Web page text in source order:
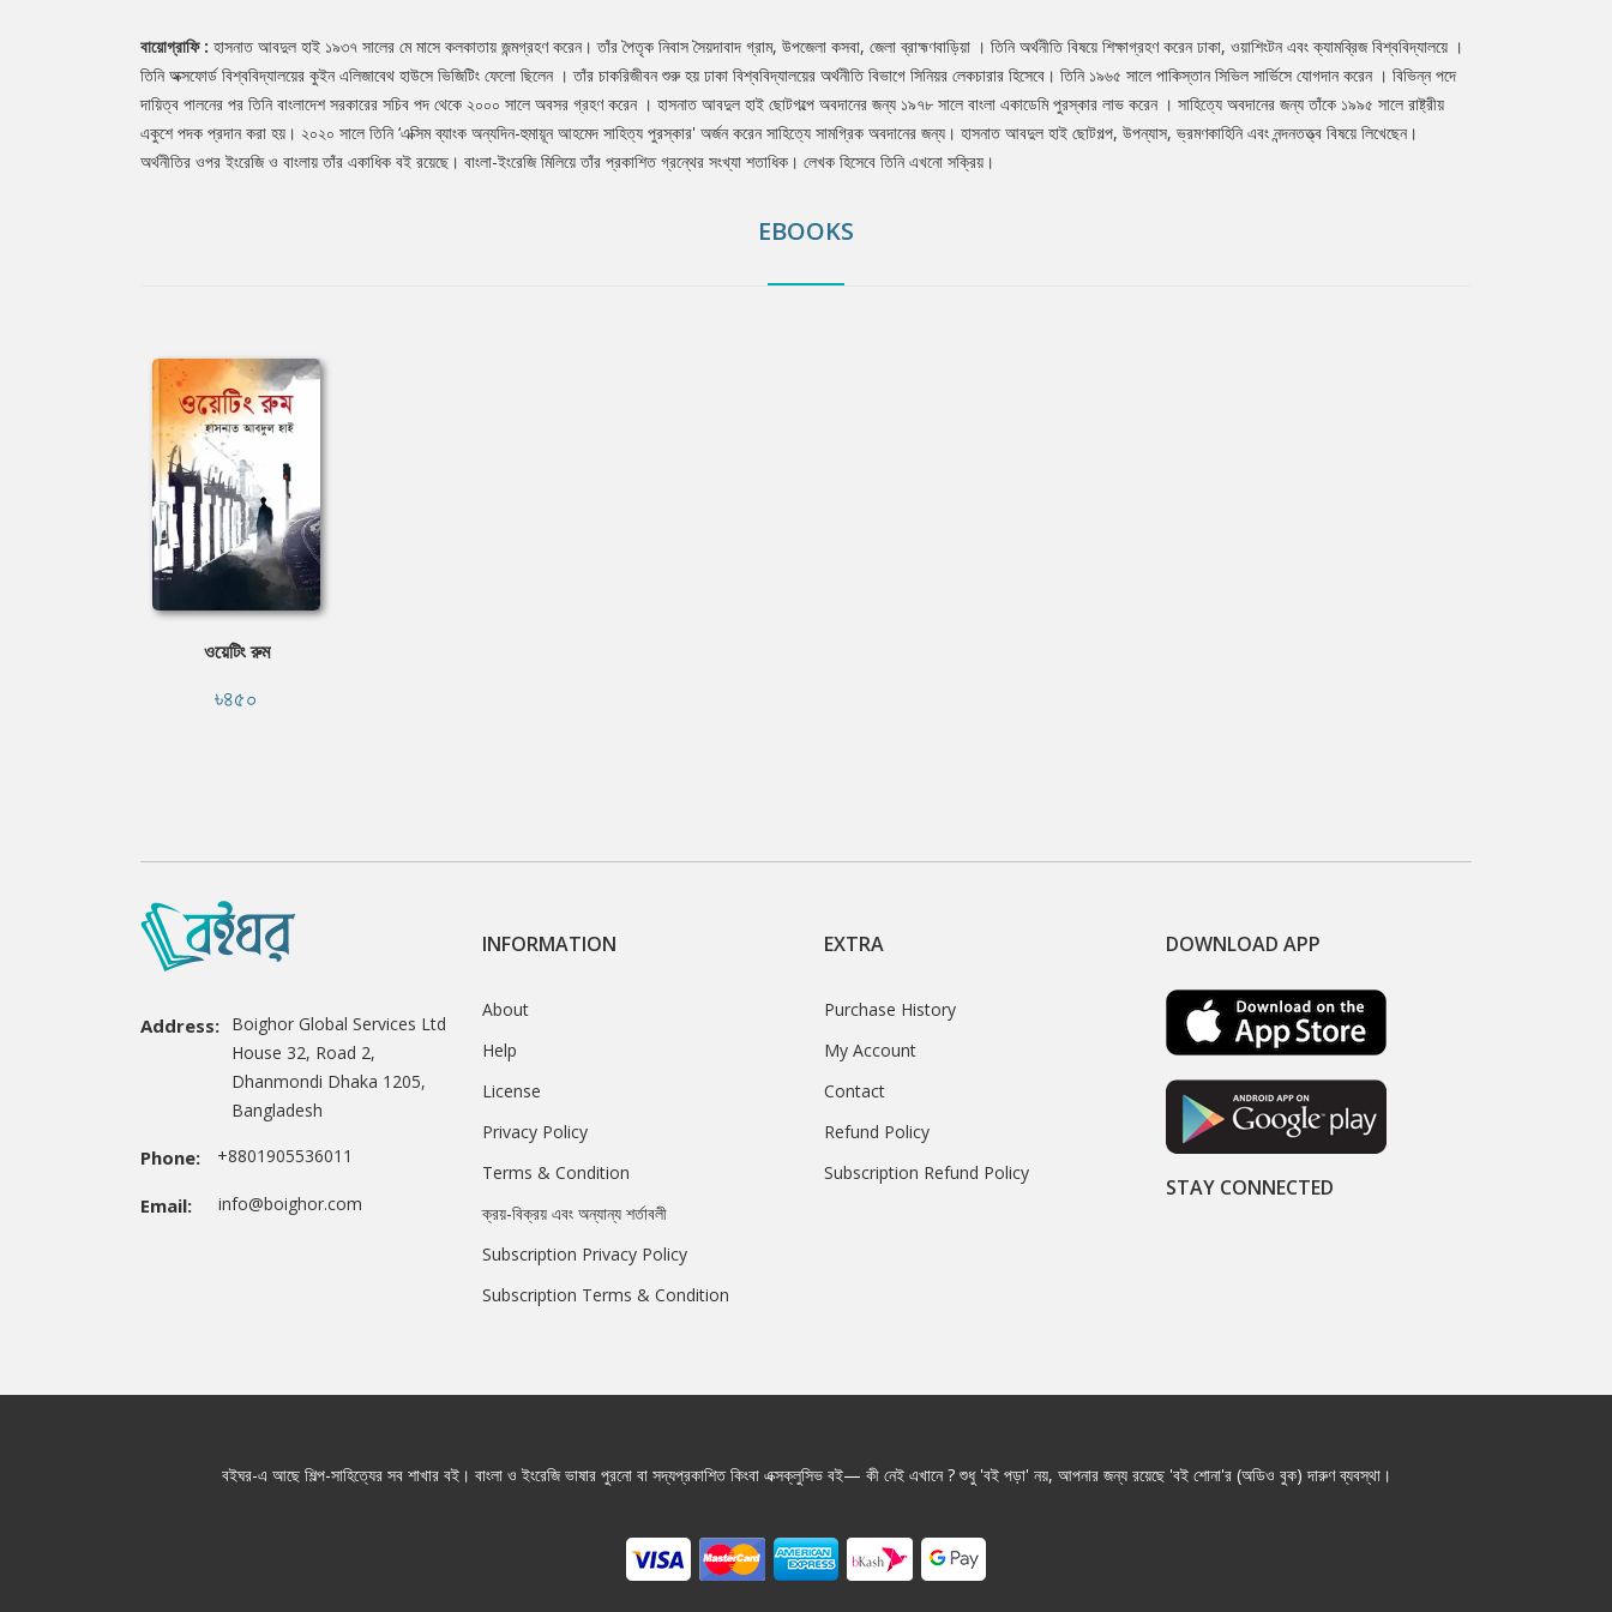
বায়োগ্রাফি : হাসনাত আবদুল হাই ১৯৩৭ সালের মে মাসে কলকাতায় জন্মগ্রহণ করেন। তাঁর পৈতৃক নিবাস সৈয়দাবাদ গ্রাম, উপজেলা কসবা, জেলা ব্রাহ্মণবাড়িয়া । তিনি অর্থনীতি বিষয়ে শিক্ষাগ্রহণ করেন ঢাকা, ওয়াশিংটন এবং ক্যামব্রিজ বিশ্ববিদ্যালয়ে ।
তিনি অক্সফোর্ড বিশ্ববিদ্যালয়ের কুইন এলিজাবেথ হাউসে ভিজিটিং ফেলো ছিলেন । তাঁর চাকরিজীবন শুরু হয় ঢাকা বিশ্ববিদ্যালয়ের অর্থনীতি বিভাগে সিনিয়র লেকচারার হিসেবে। তিনি ১৯৬৫ সালে পাকিস্তান সিভিল সার্ভিসে যোগদান করেন । বিভিন্ন পদে
দায়িত্ব পালনের পর তিনি বাংলাদেশ সরকারের সচিব পদ থেকে ২০০০ সালে অবসর গ্রহণ করেন । হাসনাত আবদুল হাই ছোটগল্পে অবদানের জন্য ১৯৭৮ সালে বাংলা একাডেমি পুরস্কার লাভ করেন । সাহিত্যে অবদানের জন্য তাঁকে ১৯৯৫ সালে রাষ্ট্রীয়
একুশে পদক প্রদান করা হয়। ২০২০ সালে তিনি ‘এক্সিম ব্যাংক অন্যদিন-হুমায়ূন আহমেদ সাহিত্য পুরস্কার' অর্জন করেন সাহিত্যে সামগ্রিক অবদানের জন্য। হাসনাত আবদুল হাই ছোটগল্প, উপন্যাস, ভ্রমণকাহিনি এবং নন্দনতত্ত্ব বিষয়ে লিখেছেন।
অর্থনীতির ওপর ইংরেজি ও বাংলায় তাঁর একাধিক বই রয়েছে। বাংলা-ইংরেজি মিলিয়ে তাঁর প্রকাশিত গ্রন্থের সংখ্যা শতাধিক। লেখক হিসেবে তিনি এখনো সক্রিয়।
EBOOKS
ওয়েটিং রুম
৳৪৫০
Address: Boighor Global Services Ltd
House 32, Road 2,
Dhanmondi Dhaka 1205,
Bangladesh
Phone: +8801905536011
Email: info@boighor.com
INFORMATION
About
Help
License
Privacy Policy
Terms & Condition
ক্রয়-বিক্রয় এবং অন্যান্য শর্তাবলী
Subscription Privacy Policy
Subscription Terms & Condition
EXTRA
Purchase History
My Account
Contact
Refund Policy
Subscription Refund Policy
DOWNLOAD APP
STAY CONNECTED
বইঘর-এ আছে শিল্প-সাহিত্যের সব শাখার বই। বাংলা ও ইংরেজি ভাষার পুরনো বা সদ্যপ্রকাশিত কিংবা এক্সক্লুসিভ বই— কী নেই এখানে ? শুধু 'বই পড়া' নয়, আপনার জন্য রয়েছে 'বই শোনা'র (অডিও বুক) দারুণ ব্যবস্থা।